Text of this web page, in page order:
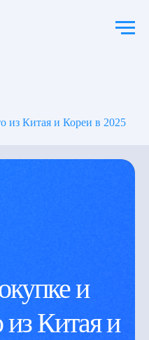
из Китая и Кореи в 2025
и
из Китая и